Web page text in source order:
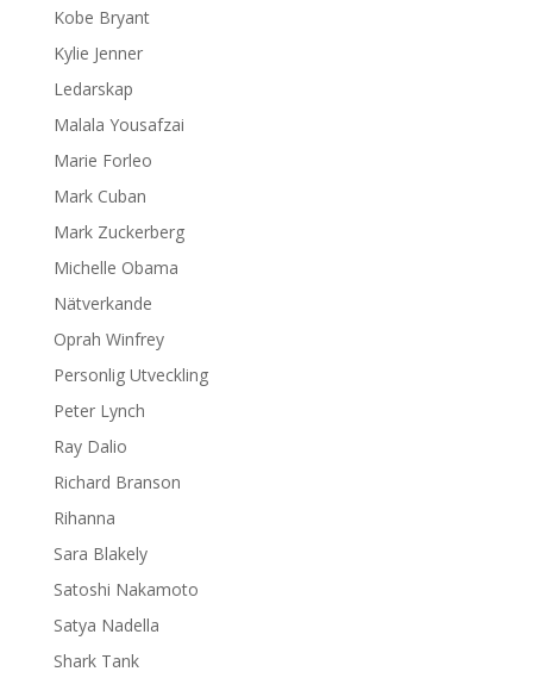
Kobe Bryant
Kylie Jenner
Ledarskap
Malala Yousafzai
Marie Forleo
Mark Cuban
Mark Zuckerberg
Michelle Obama
Nätverkande
Oprah Winfrey
Personlig Utveckling
Peter Lynch
Ray Dalio
Richard Branson
Rihanna
Sara Blakely
Satoshi Nakamoto
Satya Nadella
Shark Tank